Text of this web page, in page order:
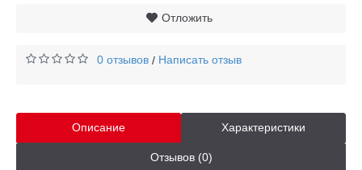
Отложить
0 отзывов / Написать отзыв
Описание Характеристики
Отзывов (0)